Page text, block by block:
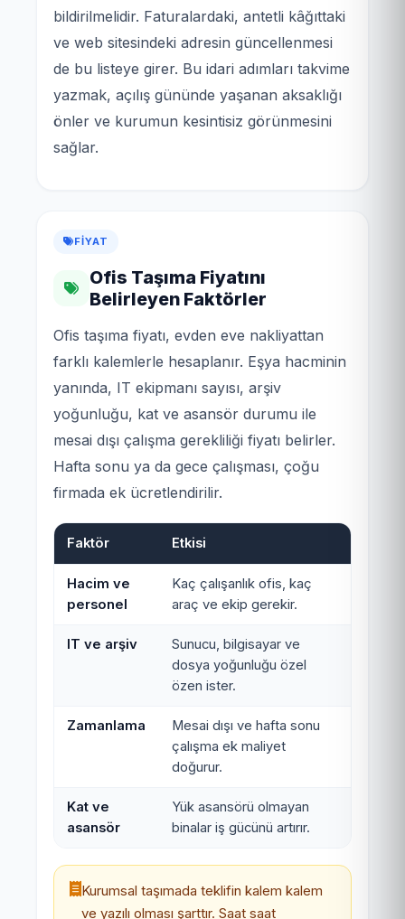
bildirilmelidir. Faturalardaki, antetli kâğıttaki
ve web sitesindeki adresin güncellenmesi
de bu listeye girer. Bu idari adımları takvime
yazmak, açılış gününde yaşanan aksaklığı
önler ve kurumun kesintisiz görünmesini
sağlar.
FIYAT
Ofis Taşıma Fiyatını
Belirleyen Faktörler
Ofis taşıma fiyatı, evden eve nakliyattan
farklı kalemlerle hesaplanır. Eşya hacminin
yanında, IT ekipmanı sayısı, arşiv
yoğunluğu, kat ve asansör durumu ile
mesai dışı çalışma gerekliliği fiyatı belirler.
Hafta sonu ya da gece çalışması, çoğu
firmada ek ücretlendirilir.
Faktör Etkisi
Hacim ve
personel
Kaç çalışanlık ofis, kaç
araç ve ekip gerekir.
IT ve arşiv
Sunucu, bilgisayar ve
dosya yoğunluğu özel
özen ister.
Zamanlama
Mesai dışı ve hafta sonu
çalışma ek maliyet
doğurur.
Kat ve
asansör
Yük asansörü olmayan
binalar iş gücünü artırır.
Kurumsal taşımada teklifin kalem kalem
ve yazılı olması şarttır. Saat saat